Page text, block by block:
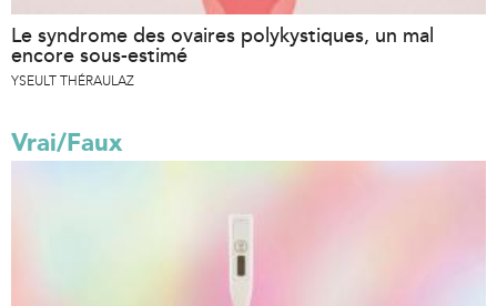
Le syndrome des ovaires polykystiques, un mal
encore sous-estimé
YSEULT THÉRAULAZ
Vrai/Faux